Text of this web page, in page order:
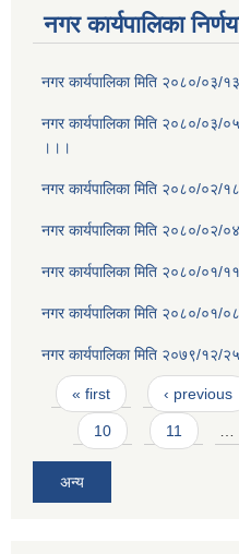
नगर कार्यपालिका
नगर कार्यपालिका मिति २०८०/०३/
नगर कार्यपालिका मिति २०८०/
।।।
नगर कार्यपालिका मिति २०८०/०२/
नगर कार्यपालिका मिति २०८०/०२/
नगर कार्यपालिका मिति २०८०/०१/
नगर कार्यपालिका मिति २०८०/०१/
नगर कार्यपालिका मिति २०७९/१२/
Pages
« first ‹ previous
10 11 …
अन्य